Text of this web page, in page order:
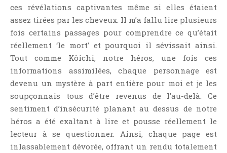
Témoignage
Théâtre
Thriller
Top Ten Tuesday
Wish-List
Young Adult
ces révélations captivantes même si elles étaient
assez tirées par les cheveux. Il m’a fallu lire plusieurs
fois certains passages pour comprendre ce qu’était
réellement ‘le mort’ et pourquoi il sévissait ainsi.
Tout comme Kôichi, notre héros, une fois ces
informations assimilées, chaque personnage est
devenu un mystère à part entière pour moi et je les
soupçonnais tous d’être revenus de l’au-delà. Ce
sentiment d’insécurité planant au dessus de notre
héros a été exaltant à lire et pousse réellement le
lecteur à se questionner. Ainsi, chaque page est
inlassablement dévorée, offrant un rendu totalement